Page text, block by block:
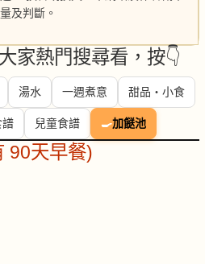
及判斷。
家熱門搜尋看，按👇
湯水 一週煮意 甜品・小食
譜 兒童食譜 🍳加餸池
90天早餐)